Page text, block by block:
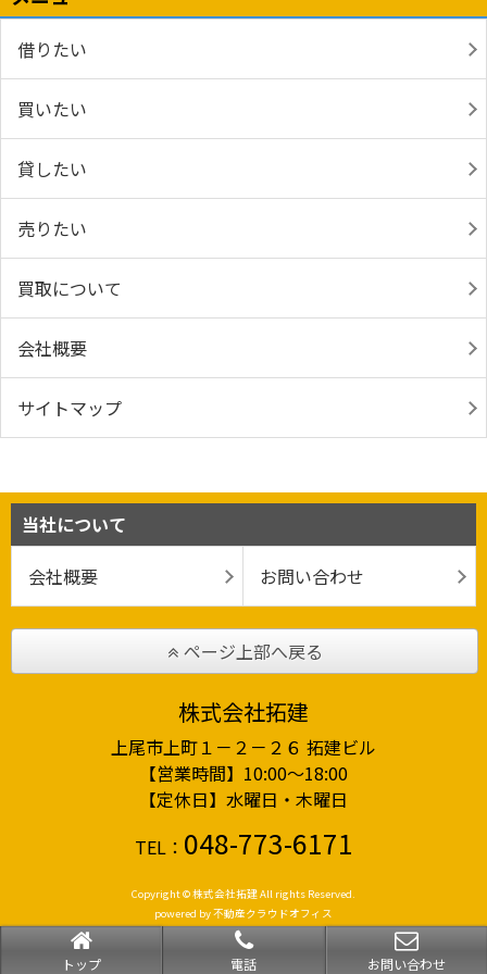
トップ 電話 お問い合わせ
借りたい
買いたい
貸したい
売りたい
買取について
会社概要
サイトマップ
当社について
会社概要
お問い合わせ
ページ上部へ戻る
株式会社拓建
上尾市上町１－２－２６ 拓建ビル
【営業時間】10:00～18:00
【定休日】水曜日・木曜日
TEL： 048-773-6171
Copyright © 株式会社拓建 All rights Reserved.
powered by 不動産クラウドオフィス